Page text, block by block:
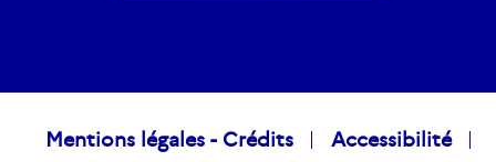
Raccourcis
Mentions légales - Crédits Accessibilité